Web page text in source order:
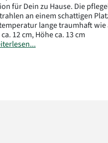
für Dein zu Hause. Die
an einem schattigen
lange traumhaft wie
12 cm, Höhe ca. 13 cm